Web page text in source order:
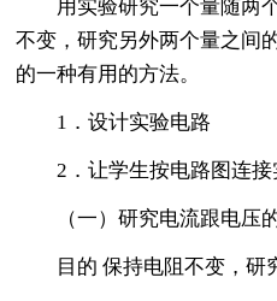
用实验研究一个量随两
不变，研究另外两个量之间
的一种有用的方法。
1．设计实验电路
2．让学生按电路图连接
（一）研究电流跟电压
目的 保持电阻不变，研